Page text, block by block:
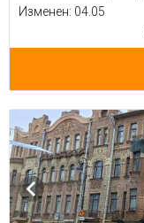
Изменен: 04.05